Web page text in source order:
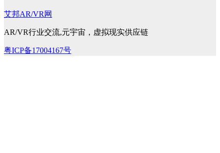
艾邦AR/VR网
AR/VR行业交流,元宇宙，虚拟现实供应链
粤ICP备17004167号